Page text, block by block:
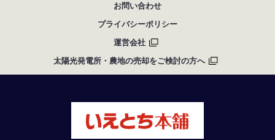
お問い合わせ
プライバシーポリシー
運営会社
太陽光発電所・農地の売却をご検討の方へ